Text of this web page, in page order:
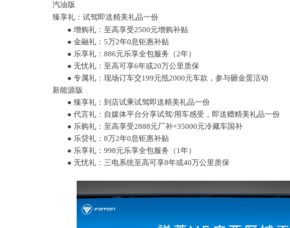
汽油版
臻享礼：试驾即送精美礼品一份
● 增购礼：至高享受2500元增购补贴
● 金融礼： 5万2年0息钜惠补贴
● 乐享礼： 886元乐享全包服务（2年）
● 无忧礼：至高可享6年或20万公里质保
● 专属礼： 现场订车交199元抵2000元车款，参与砸金蛋活动
新能源版
● 臻享礼：到店试乘试驾即送精美礼品一份
● 代言礼：自媒体平台分享试驾/用车感受，即送赠精美礼品一份
● 乐购礼：至高享受2888元厂补+35000元冷藏车国补
● 乐贷礼： 8万2年0息钜惠补贴
● 乐享礼： 998元乐享全包服务（1年）
● 无忧礼：三电系统至高可享8年或40万公里质保